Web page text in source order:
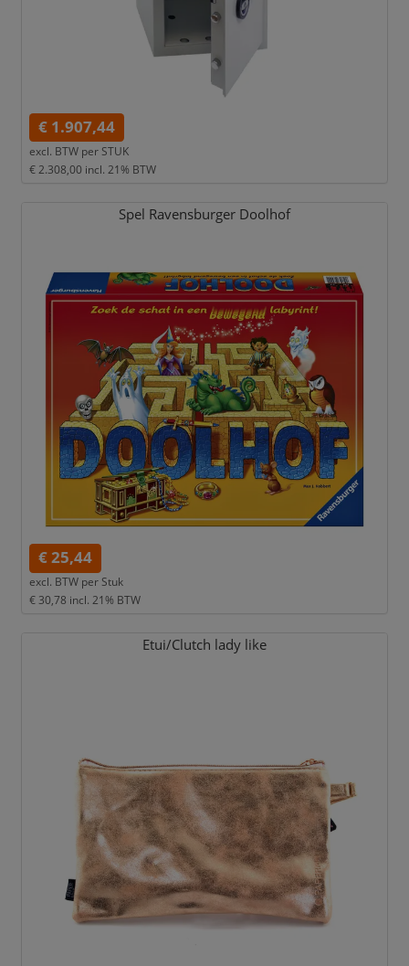
€ 1.907,44
excl. BTW per STUK
€ 2.308,00 incl. 21% BTW
Spel Ravensburger Doolhof
€ 25,44
excl. BTW per Stuk
€ 30,78 incl. 21% BTW
Etui/Clutch lady like